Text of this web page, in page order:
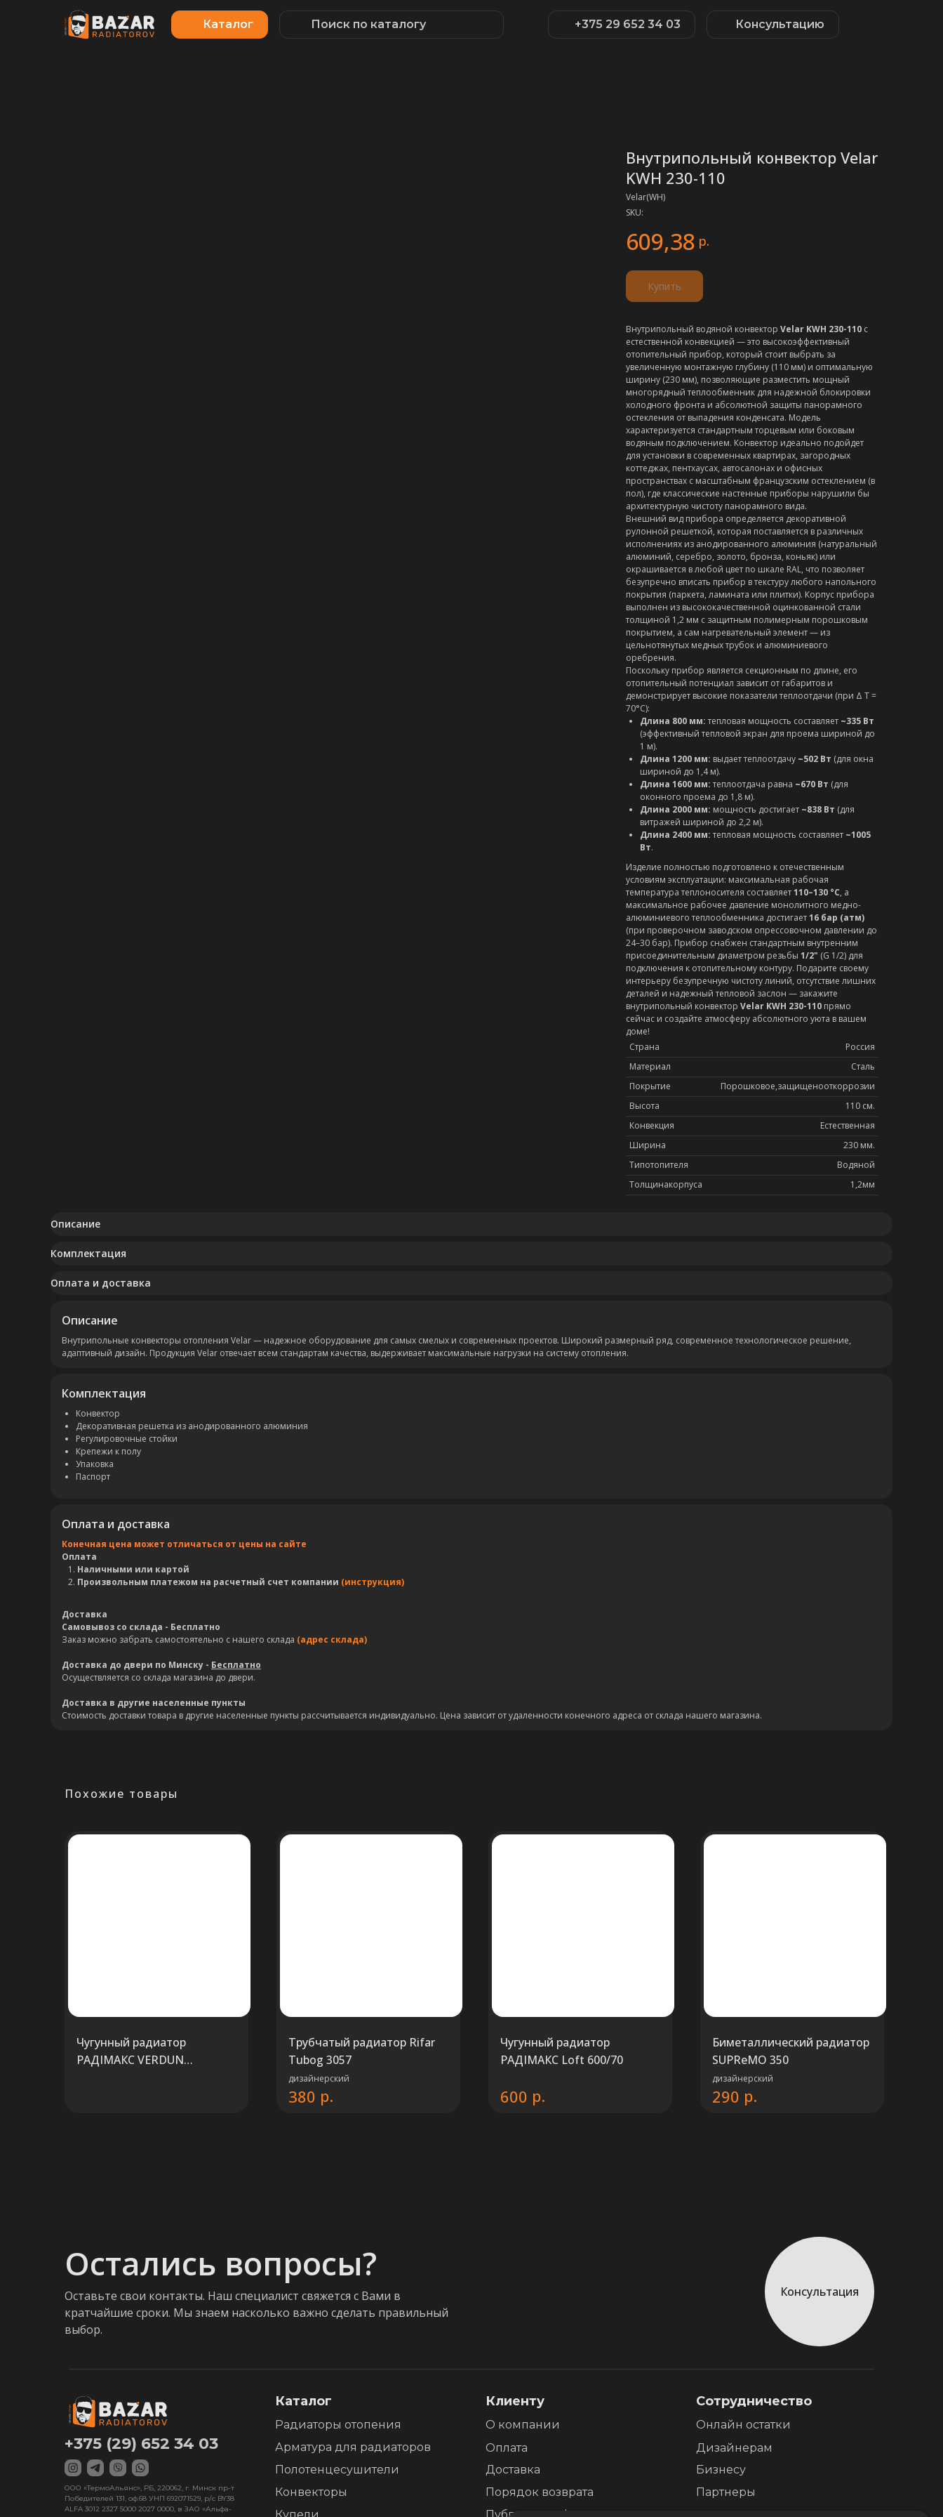
Консультацию
+375 29 652 34 03
Каталог Поиск по каталогу
Внутрипольный конвектор Velar
KWH 230-110
Velar(WH)
SKU:
609,38 р.
Купить
Внутрипольный водяной конвектор Velar KWH 230-110 с
естественной конвекцией — это высокоэффективный
отопительный прибор, который стоит выбрать за
увеличенную монтажную глубину (110 мм) и оптимальную
ширину (230 мм), позволяющие разместить мощный
многорядный теплообменник для надежной блокировки
холодного фронта и абсолютной защиты панорамного
остекления от выпадения конденсата. Модель
характеризуется стандартным торцевым или боковым
водяным подключением. Конвектор идеально подойдет
для установки в современных квартирах, загородных
коттеджах, пентхаусах, автосалонах и офисных
пространствах с масштабным французским остеклением (в
пол), где классические настенные приборы нарушили бы
архитектурную чистоту панорамного вида.
Внешний вид прибора определяется декоративной
рулонной решеткой, которая поставляется в различных
исполнениях из анодированного алюминия (натуральный
алюминий, серебро, золото, бронза, коньяк) или
окрашивается в любой цвет по шкале RAL, что позволяет
безупречно вписать прибор в текстуру любого напольного
покрытия (паркета, ламината или плитки). Корпус прибора
выполнен из высококачественной оцинкованной стали
толщиной 1,2 мм с защитным полимерным порошковым
покрытием, а сам нагревательный элемент — из
цельнотянутых медных трубок и алюминиевого
оребрения.
Поскольку прибор является секционным по длине, его
отопительный потенциал зависит от габаритов и
демонстрирует высокие показатели теплоотдачи (при Δ T =
70°C):
Длина 800 мм:тепловая мощность составляет ~335 Вт
(эффективный тепловой экран для проема шириной до
1 м).
Длина 1200 мм: выдает теплоотдачу ~502 Вт (для окна
шириной до 1,4 м).
Длина 1600 мм:теплоотдача равна ~670 Вт (для
оконного проема до 1,8 м).
Длина 2000 мм: мощность достигает ~838 Вт (для
витражей шириной до 2,2 м).
Длина 2400 мм:тепловая мощность составляет ~1005
Вт.
Изделие полностью подготовлено к отечественным
условиям эксплуатации: максимальная рабочая
температура теплоносителя составляет110–130 °C, а
максимальное рабочее давление монолитного медно-
алюминиевого теплообменника достигает16 бар (атм)
(при проверочном заводском опрессовочном давлении до
24–30 бар). Прибор снабжен стандартным внутренним
присоединительным диаметром резьбы 1/2" (G 1/2) для
подключения к отопительному контуру. Подарите своему
интерьеру безупречную чистоту линий, отсутствие лишних
деталей и надежный тепловой заслон — закажите
внутрипольный конвектор Velar KWH 230-110 прямо
сейчас и создайте атмосферу абсолютного уюта в вашем
доме!
Страна
Россия
Материал
Сталь
Покрытие
Порошковое,защищенооткоррозии
Высота
110 см.
Конвекция
Естественная
Ширина
230 мм.
Типотопителя
Водяной
Толщинакорпуса
1,2мм
Описание
Комплектация
Оплата и доставка
Описание
Внутрипольные конвекторы отопления Velar — надежное оборудование для самых смелых и современных проектов. Широкий размерный ряд, современное технологическое решение,
адаптивный дизайн. Продукция Velar отвечает всем стандартам качества, выдерживает максимальные нагрузки на систему отопления.
Комплектация
Конвектор
Декоративная решетка из анодированного алюминия
Регулировочные стойки
Крепежи к полу
Упаковка
Паспорт
Оплата и доставка
Конечная цена может отличаться от цены на сайте
Оплата
Наличными или картой
Произвольным платежом на расчетный счет компании (инструкция)
Доставка
Самовывоз со склада - Бесплатно
Заказ можно забрать самостоятельно с нашего склада (адрес склада)
Доставка до двери по Минску - Бесплатно
Осуществляется со склада магазина до двери.
Доставка в другие населенные пункты
Стоимость доставки товара в другие населенные пункты рассчитывается индивидуально. Цена зависит от удаленности конечного адреса от склада нашего магазина.
Похожие товары
Чугунный радиатор
РАДIМАКС VERDUN
Трубчатый радиатор Rifar
Tubog 3057
дизайнерский
380 р.
Чугунный радиатор
РАДIМАКС Loft 600/70
600 р.
Биметаллический радиатор
SUPReMO 350
дизайнерский
290 р.
Остались вопросы?
Оставьте свои контакты. Наш специалист свяжется с Вами в
кратчайшие сроки. Мы знаем насколько важно сделать правильный
выбор.
Консультация
Клиенту
О компании
Оплата
Сотрудничество
Дизайнерам
Бизнесу
+375 (29) 652 34 03
Каталог
Радиаторы отопения
Арматура для радиаторов
Полотенцесушители
Конвекторы
Партнеры
Доставка
Онлайн остатки
ООО «ТермоАльянс», РБ, 220062, г. Минск пр-т
Победителей 131, оф.68 УНП 692071529, р/с BY38
ALFA 3012 2327 5000 2027 0000, в ЗАО «Альфа-
Порядок возврата